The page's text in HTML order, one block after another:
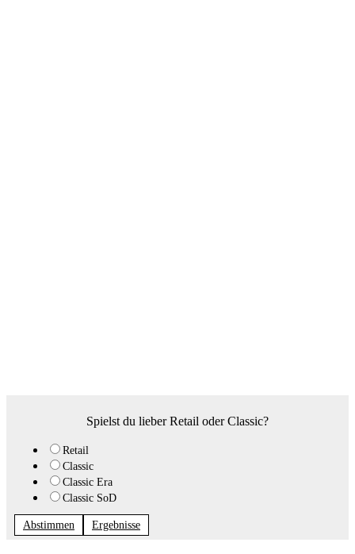
Spielst du lieber Retail oder Classic?
Retail
Classic
Classic Era
Classic SoD
Abstimmen Ergebnisse